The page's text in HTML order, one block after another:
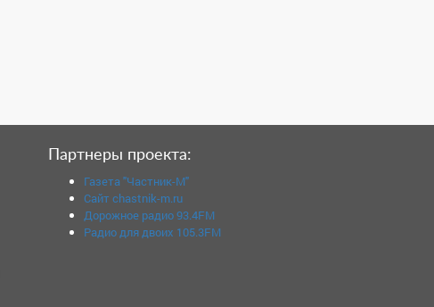
Партнеры проекта:
Газета "Частник-М"
Сайт chastnik-m.ru
Дорожное радио 93.4FM
Радио для двоих 105.3FM